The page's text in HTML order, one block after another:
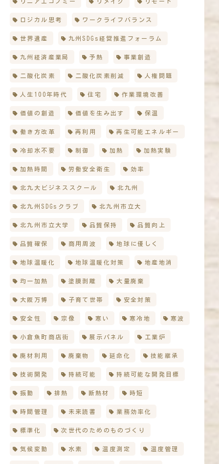
ロジカル思考 ワークライフバランス
世界遺産 九州SDGs経営推進フォーラム
九州経済産業局 予熱 事業創造
二酸化炭素 二酸化炭素削減 人権問題
人生100年時代 住宅 作業環境改善
価値の創造 価値を生み出す 保温
働き方改革 再利用 再生可能エネルギー
冷却水不要 制御 加熱 加熱実験
加熱時間 労働安全衛生 効率
北九大ビジネススクール 北九州
北九州SDGsクラブ 北九州市立大
北九州市立大学 品質保持 品質向上
品質確保 商用周波 地球に優しく
地球温暖化 地球温暖化対策 地産地消
均一加熱 塗膜剥離 大量廃棄
大阪万博 子育て世帯 安全対策
安全性 宗像 寒い 寒冷地 寒波
小倉魚町商店街 展示パネル 工業炉
廃材利用 廃棄物 延命化 技能継承
技術開発 持続可能 持続可能な開発目標
振動 排熱 断熱材 時短
時間管理 未来読書 業務効率化
標準化 次世代のためのものづくり
気候変動 水素 温度測定 温度管理